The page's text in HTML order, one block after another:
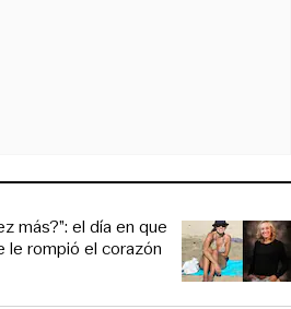
más?”: el día en que
le rompió el corazón